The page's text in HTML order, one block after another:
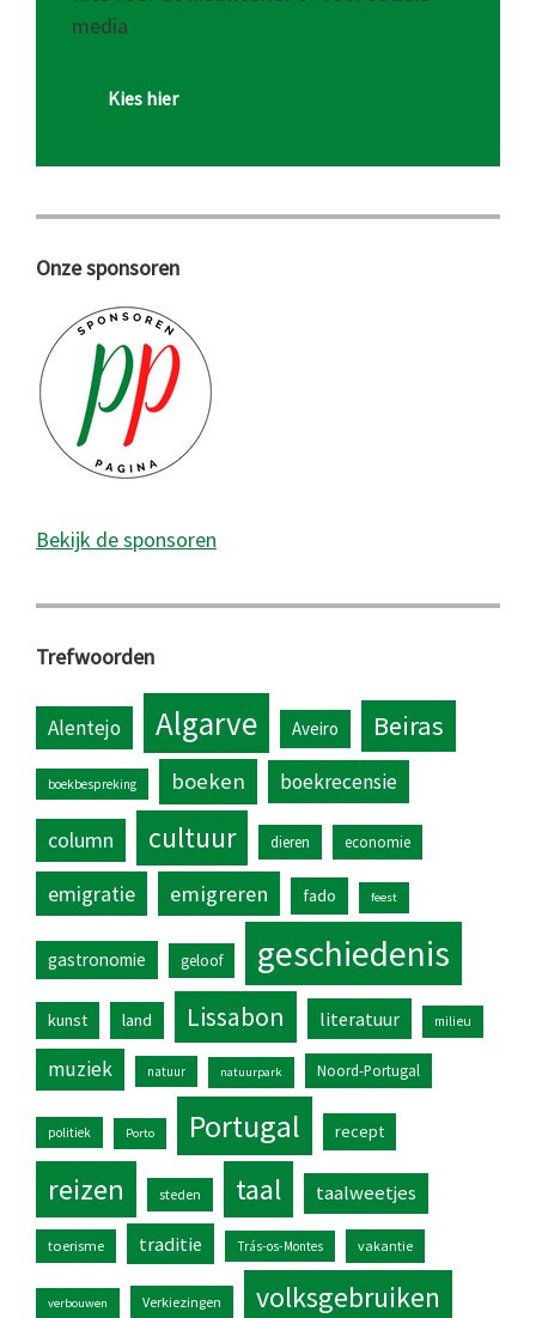
media
Kies hier
Onze sponsoren
Bekijk de sponsoren
Trefwoorden
Alentejo Algarve Aveiro Beiras
boekbespreking boeken boekrecensie
column cultuur dieren economie
emigratie emigreren fado feest
gastronomie geloof geschiedenis
kunst land Lissabon literatuur milieu
muziek natuur natuurpark Noord-Portugal
politiek Porto Portugal recept
reizen steden taal taalweetjes
toerisme traditie Trás-os-Montes vakantie
verbouwen Verkiezingen volksgebruiken